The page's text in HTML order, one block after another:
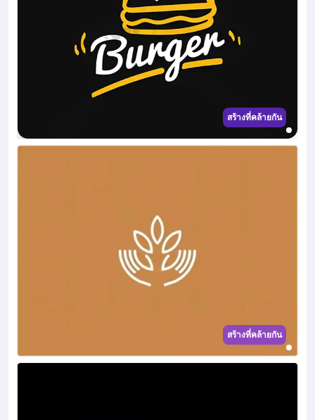
สร้างที่คล้ายกัน
สร้างที่คล้ายกัน